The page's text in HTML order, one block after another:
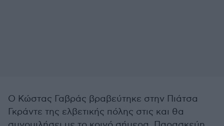
Ο Κώστας Γαβράς βραβεύτηκε στην Πιάτσα
Γκράντε της ελβετικής πόλης στις και θα